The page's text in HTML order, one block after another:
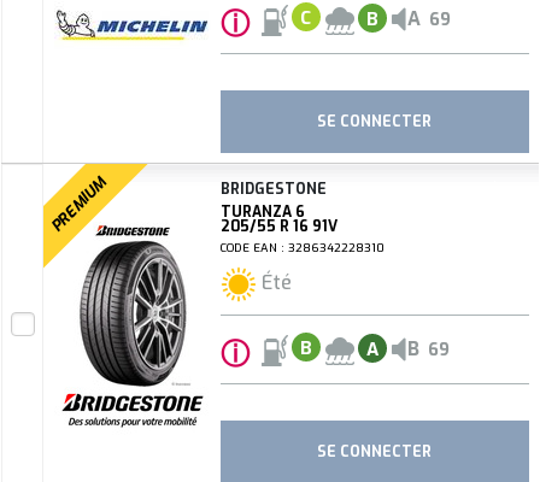
ⓘ C B A 69
SE CONNECTER
PREMIUM
BRIDGESTONE
TURANZA 6
205/55 R 16 91V
CODE EAN : 3286342228310
Été
ⓘ B A B 69
SE CONNECTER